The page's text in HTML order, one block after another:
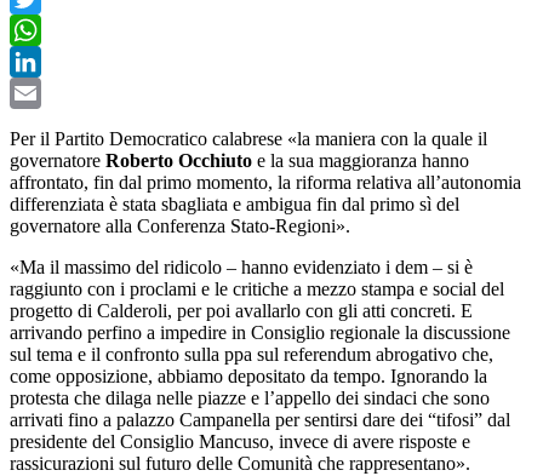
Twitter
WhatsApp
LinkedIn
Per il Partito Democratico calabrese «la maniera con la quale il
governatore Roberto Occhiuto e la sua maggioranza hanno
affrontato, fin dal primo momento, la riforma relativa all’autonomia
differenziata è stata sbagliata e ambigua fin dal primo sì del
governatore alla Conferenza Stato-Regioni».
«Ma il massimo del ridicolo – hanno evidenziato i dem – si è
raggiunto con i proclami e le critiche a mezzo stampa e social del
progetto di Calderoli, per poi avallarlo con gli atti concreti. E
arrivando perfino a impedire in Consiglio regionale la discussione
sul tema e il confronto sulla ppa sul referendum abrogativo che,
come opposizione, abbiamo depositato da tempo. Ignorando la
protesta che dilaga nelle piazze e l’appello dei sindaci che sono
arrivati fino a palazzo Campanella per sentirsi dare dei “tifosi” dal
presidente del Consiglio Mancuso, invece di avere risposte e
rassicurazioni sul futuro delle Comunità che rappresentano».